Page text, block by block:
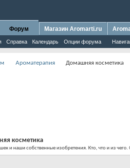
Форум
Справка Календарь Опции форума
Магазин Aromarti.ru
Ароматерапия Домашняя косметика
косметика
и наши собственные изобретения. Кто, что и из